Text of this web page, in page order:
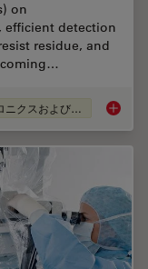
on
efficient detection
residue, and
エレクトロニクスおよび半導体産業